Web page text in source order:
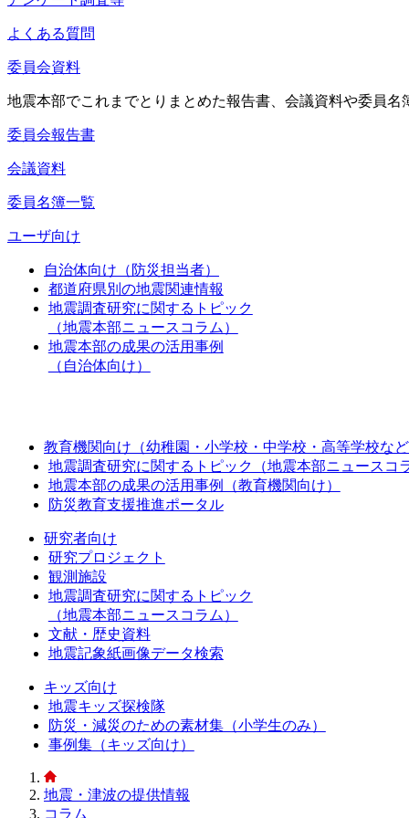
よくある質問
委員会資料
地震本部でこれまでとりまとめた報告書、会議資料や委員名
委員会報告書
会議資料
委員名簿一覧
ユーザ向け
自治体向け（防災担当者）
都道府県別の地震関連情報
地震調査研究に関するトピック
（地震本部ニュースコラム）
地震本部の成果の活用事例
（自治体向け）
教育機関向け（幼稚園・小学校・中学校・高等学校など
地震調査研究に関するトピック（地震本部ニュースコ
地震本部の成果の活用事例（教育機関向け）
防災教育支援推進ポータル
研究者向け
研究プロジェクト
観測施設
地震調査研究に関するトピック
（地震本部ニュースコラム）
文献・歴史資料
地震記象紙画像データ検索
キッズ向け
地震キッズ探検隊
防災・減災のための素材集（小学生のみ）
事例集（キッズ向け）
地震・津波の提供情報
コラム